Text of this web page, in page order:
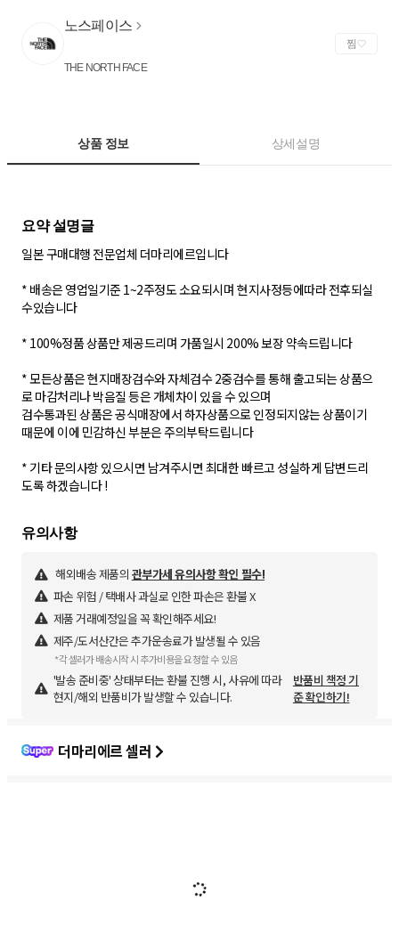
노스페이스
THE NORTH FACE
찜
상품 정보 상세설명
요약 설명글
일본 구매대행 전문업체 더마리에르입니다
* 배송은 영업일기준 1~2주정도 소요되시며 현지사정등에따라 전후되실
수있습니다
* 100%정품 상품만 제공드리며 가품일시 200% 보장 약속드립니다
* 모든상품은 현지매장검수와 자체검수 2중검수를 통해 출고되는 상품으
로 마감처리나 박음질 등은 개체차이 있을 수 있으며
검수통과된 상품은 공식매장에서 하자상품으로 인정되지않는 상품이기
때문에 이에 민감하신 부분은 주의부탁드립니다
* 기타 문의사항 있으시면 남겨주시면 최대한 빠르고 성실하게 답변드리
도록 하겠습니다 !
유의사항
해외배송 제품의 관부가세 유의사항 확인 필수!
파손 위험 / 택배사 과실로 인한 파손은 환불 X
제품 거래예정일을 꼭 확인해주세요!
제주/도서산간은 추가운송료가 발생될 수 있음
*각 셀러가 배송시작 시 추가비용을 요청할 수 있음
'발송 준비중' 상태부터는 환불 진행 시, 사유에 따라
현지/해외 반품비가 발생할 수 있습니다.
반품비 책정 기
준 확인하기!
더마리에르 셀러